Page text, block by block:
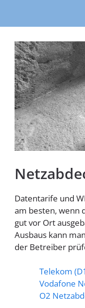
Datentarife und
am besten, wenn
gut vor Ort
Ausbaus kann
der Betreiber
Telekom
Vodafone
O2